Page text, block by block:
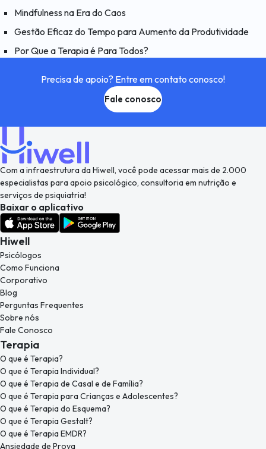
Mindfulness na Era do Caos
Gestão Eficaz do Tempo para Aumento da Produtividade
Por Que a Terapia é Para Todos?
Precisa de apoio? Entre em contato conosco!
Fale conosco
Com a infraestrutura da Hiwell, você pode acessar mais de 2.000
especialistas para apoio psicológico, consultoria em nutrição e
serviços de psiquiatria!
Baixar o aplicativo
Hiwell
Psicólogos
Como Funciona
Corporativo
Blog
Perguntas Frequentes
Sobre nós
Fale Conosco
Terapia
O que é Terapia?
O que é Terapia Individual?
O que é Terapia de Casal e de Família?
O que é Terapia para Crianças e Adolescentes?
O que é Terapia do Esquema?
O que é Terapia Gestalt?
O que é Terapia EMDR?
Ansiedade de Prova